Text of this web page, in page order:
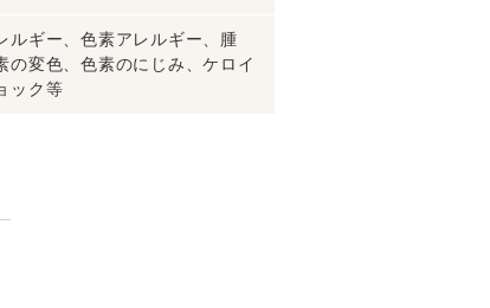
ルギー、色素アレルギー、腫
の変色、色素のにじみ、ケロイ
ック等